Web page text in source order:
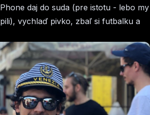
daj do suda (pre istotu - lebo my
vychlaď pivko, zbaľ si futbalku a